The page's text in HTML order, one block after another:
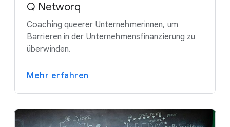
Q Networq
Coaching queerer Unternehmerinnen, um
Barrieren in der Unternehmensfinanzierung zu
überwinden.
Mehr erfahren